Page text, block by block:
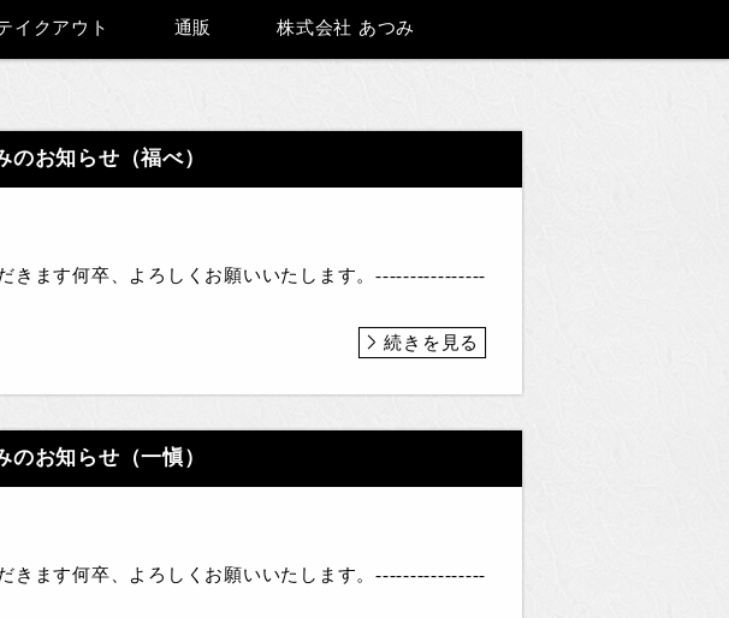
イクアウト 通販 株式会社 あつみ
のお知らせ（福べ）
きます何卒、よろしくお願いいたします。----------------
続きを見る
のお知らせ（一愼）
きます何卒、よろしくお願いいたします。----------------